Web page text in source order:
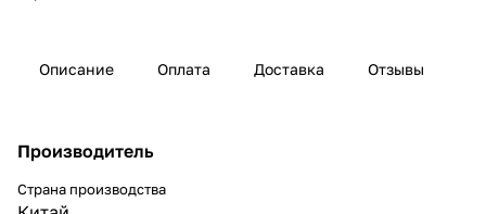
Описание Оплата Доставка Отзывы
Производитель
Страна производства